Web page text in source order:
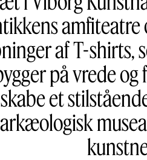
af T-shirts,
på vrede
et